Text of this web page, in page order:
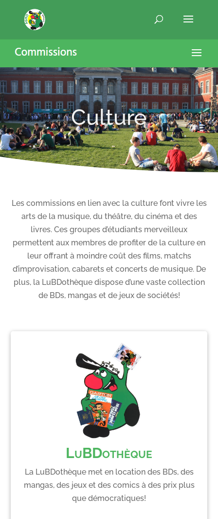
Culture
Les commissions en lien avec la culture font vivre les
arts de la musique, du théâtre, du cinéma et des
livres. Ces groupes d’étudiants merveilleux
permettent aux membres de profiter de la culture en
leur offrant à moindre coût des films, matchs
d’improvisation, cabarets et concerts de musique. De
plus, la LuBDothèque dispose d’une vaste collection
de BDs, mangas et de jeux de sociétés!
LuBDothèque
La LuBDothèque met en location des BDs, des
mangas, des jeux et des comics à des prix plus
que démocratiques!